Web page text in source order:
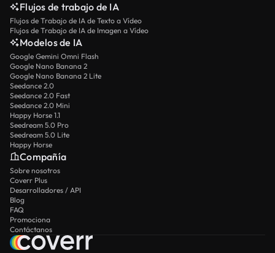
Flujos de trabajo de IA
Flujos de Trabajo de IA de Texto a Vídeo
Flujos de Trabajo de IA de Imagen a Vídeo
Modelos de IA
Google Gemini Omni Flash
Google Nano Banana 2
Google Nano Banana 2 Lite
Seedance 2.0
Seedance 2.0 Fast
Seedance 2.0 Mini
Happy Horse 1.1
Seedream 5.0 Pro
Seedream 5.0 Lite
Happy Horse
Compañía
Sobre nosotros
Coverr Plus
Desarrolladores / API
Blog
FAQ
Promociona
Contáctanos